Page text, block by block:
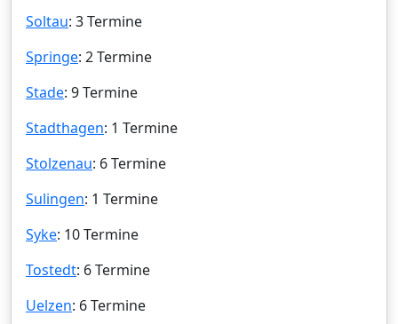
Soltau: 3 Termine
Springe: 2 Termine
Stade: 9 Termine
Stadthagen: 1 Termine
Stolzenau: 6 Termine
Sulingen: 1 Termine
Syke: 10 Termine
Tostedt: 6 Termine
Uelzen: 6 Termine